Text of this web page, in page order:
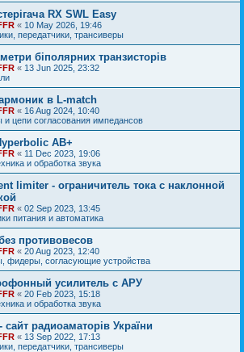
RX SWL Easy
« 10 May 2026, 19:46
передатчики, трансиверы
біполярних транзисторів
« 13 Jun 2025, 23:32
в L-match
« 16 Aug 2024, 10:40
и цепи согласования импедансов
AB+
« 11 Dec 2023, 19:06
и обработка звука
limiter - ограничитель тока с наклонной
« 02 Sep 2023, 13:45
питания и автоматика
противовесов
« 20 Aug 2023, 12:40
фидеры, согласующие устройства
усилитель с АРУ
« 20 Feb 2023, 15:18
и обработка звука
сайт радиоаматорів України
« 13 Sep 2022, 17:13
передатчики, трансиверы